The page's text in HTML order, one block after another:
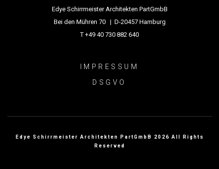
Edye Schirrmeister Architekten PartGmbB
Bei den Mühren 70 | D-20457 Hamburg
T +49 40 730 882 640
IMPRESSUM
DSGVO
Edye Schirrmeister Architekten PartGmbB 2026 All Rights
Reserved